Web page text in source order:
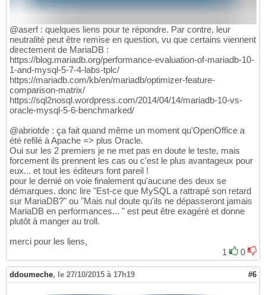
@aserf : quelques liens pour te répondre. Par contre, leur
neutralité peut être remise en question, vu que certains viennent
directement de MariaDB :
https://blog.mariadb.org/performance-evaluation-of-mariadb-10-
1-and-mysql-5-7-4-labs-tplc/
https://mariadb.com/kb/en/mariadb/optimizer-feature-
comparison-matrix/
https://sql2nosql.wordpress.com/2014/04/14/mariadb-10-vs-
oracle-mysql-5-6-benchmarked/
@abriotde : ça fait quand même un moment qu'OpenOffice a
été refilé à Apache => plus Oracle.
Oui sur les 2 premiers je ne met pas en doute le teste, mais
forcement ils prennent les cas ou c'est le plus avantageux pour
eux... et tout les éditeurs font pareil !
pour le dernié on voie finalement qu'aucune des deux se
démarques. donc lire "Est-ce que MySQL a rattrapé son retard
sur MariaDB?" ou "Mais nul doute qu'ils ne dépasseront jamais
MariaDB en performances... " est peut être exagéré et donne
plutôt à manger au troll.
merci pour les liens,
1
0
ddoumeche, le 27/10/2015 à 17h19 #6